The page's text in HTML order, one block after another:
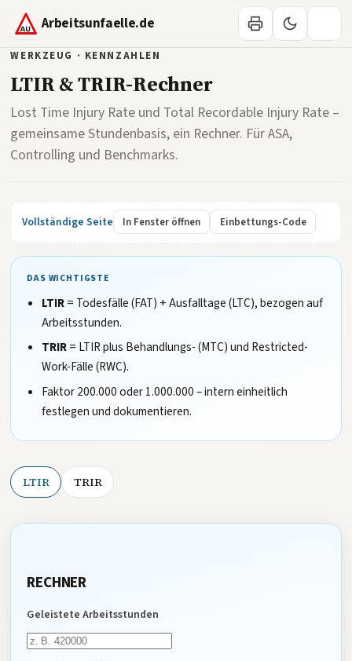
Arbeitsunfaelle.de
WERKZEUG · KENNZAHLEN
LTIR & TRIR-Rechner
Lost Time Injury Rate und Total Recordable Injury Rate –
gemeinsame Stundenbasis, ein Rechner. Für ASA,
Controlling und Benchmarks.
Vollständige Seite In Fenster öffnen Einbettungs-Code
DAS WICHTIGSTE
LTIR= Todesfälle (FAT) + Ausfalltage (LTC), bezogen auf
Arbeitsstunden.
TRIR= LTIR plus Behandlungs- (MTC) und Restricted-
Work-Fälle (RWC).
Faktor 200.000 oder 1.000.000 – intern einheitlich
festlegen und dokumentieren.
LTIR TRIR
RECHNER
Geleistete Arbeitsstunden